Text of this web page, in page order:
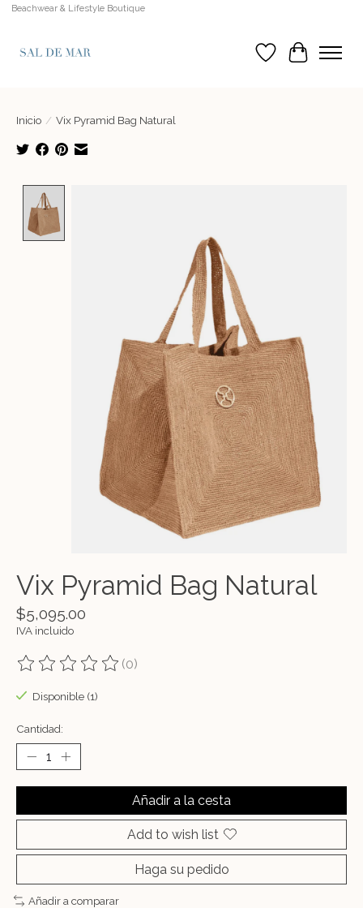
Beachwear & Lifestyle Boutique
Lista de deseos
Cesta
Inicio / Vix Pyramid Bag Natural
Vix Pyramid Bag Natural
$5,095.00
IVA incluido
The rating of this product is
(0)
Disponible (1)
Cantidad:
Añadir a la cesta
Add to wish list
Haga su pedido
Añadir a comparar